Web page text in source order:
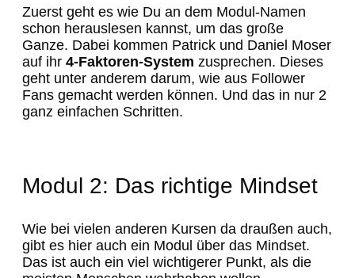
Zuerst geht es wie Du an dem Modul-Namen
schon herauslesen kannst, um das große
Ganze. Dabei kommen Patrick und Daniel Moser
auf ihr 4-Faktoren-System zusprechen. Dieses
geht unter anderem darum, wie aus Follower
Fans gemacht werden können. Und das in nur 2
ganz einfachen Schritten.
Modul 2: Das richtige Mindset
Wie bei vielen anderen Kursen da draußen auch,
gibt es hier auch ein Modul über das Mindset.
Das ist auch ein viel wichtigerer Punkt, als die